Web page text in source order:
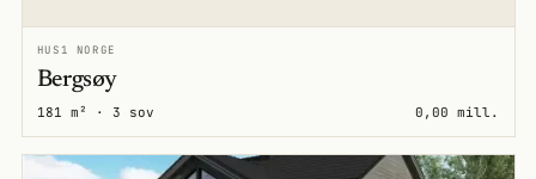
HUS1 NORGE
Bergsøy
181 m² · 3 sov 0,00 mill.